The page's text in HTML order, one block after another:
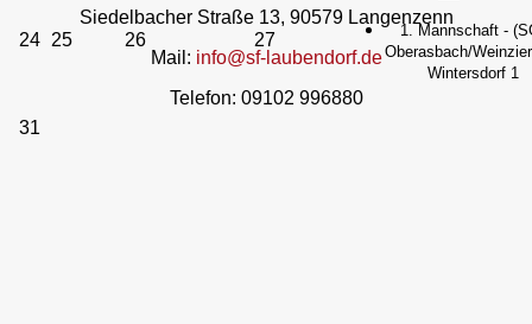
24 25 26 27
1. Mannschaft -
Oberasbach/
Wintersdorf 1
31
Siedelbacher Straße 13, 90579 Langenzenn
Mail: info@sf-laubendorf.de
Telefon: 09102 996880